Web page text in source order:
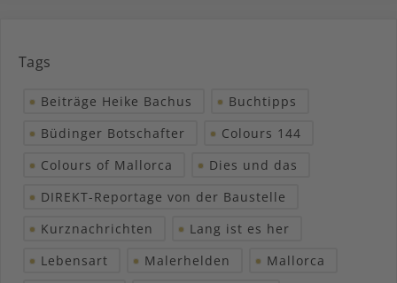
Tags
Beiträge Heike Bachus
Buchtipps
Büdinger Botschafter
Colours 144
Colours of Mallorca
Dies und das
DIREKT-Reportage von der Baustelle
Kurznachrichten
Lang ist es her
Lebensart
Malerhelden
Mallorca